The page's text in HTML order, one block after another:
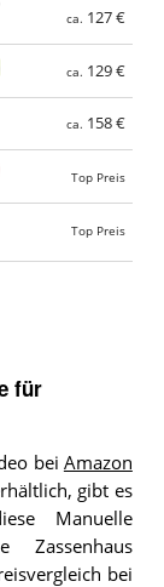
ca. 127 €
ca. 129 €
ca. 158 €
Top Preis
Top Preis
für
bei Amazon
gibt es
Manuelle
bei